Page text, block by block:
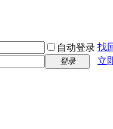
自动登录 找
登录
立